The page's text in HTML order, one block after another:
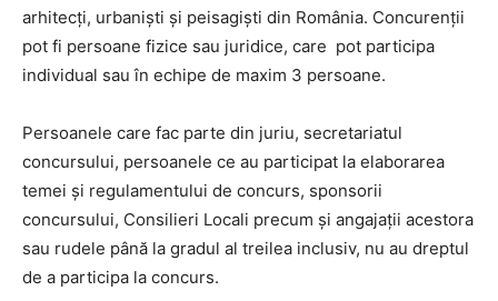
arhitecți, urbaniști și peisagiști din România. Concurenții
pot fi persoane fizice sau juridice, care pot participa
individual sau în echipe de maxim 3 persoane.
Persoanele care fac parte din juriu, secretariatul
concursului, persoanele ce au participat la elaborarea
temei și regulamentului de concurs, sponsorii
concursului, Consilieri Locali precum și angajații acestora
sau rudele până la gradul al treilea inclusiv, nu au dreptul
de a participa la concurs.